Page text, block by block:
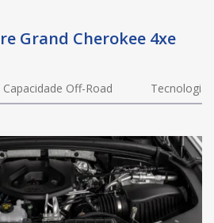
Grand Cherokee 4xe
Capacidade Off-Road Tecnologia